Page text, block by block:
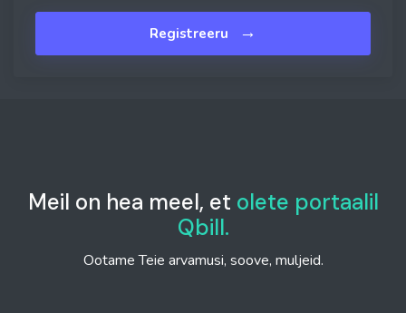
Registreeru →
Meil on hea meel, et olete portaalil
Qbill.
Ootame Teie arvamusi, soove, muljeid.